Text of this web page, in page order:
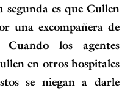
segunda es que Cullen
una excompañera de
los agentes
en otros hospitales
se niegan a darle